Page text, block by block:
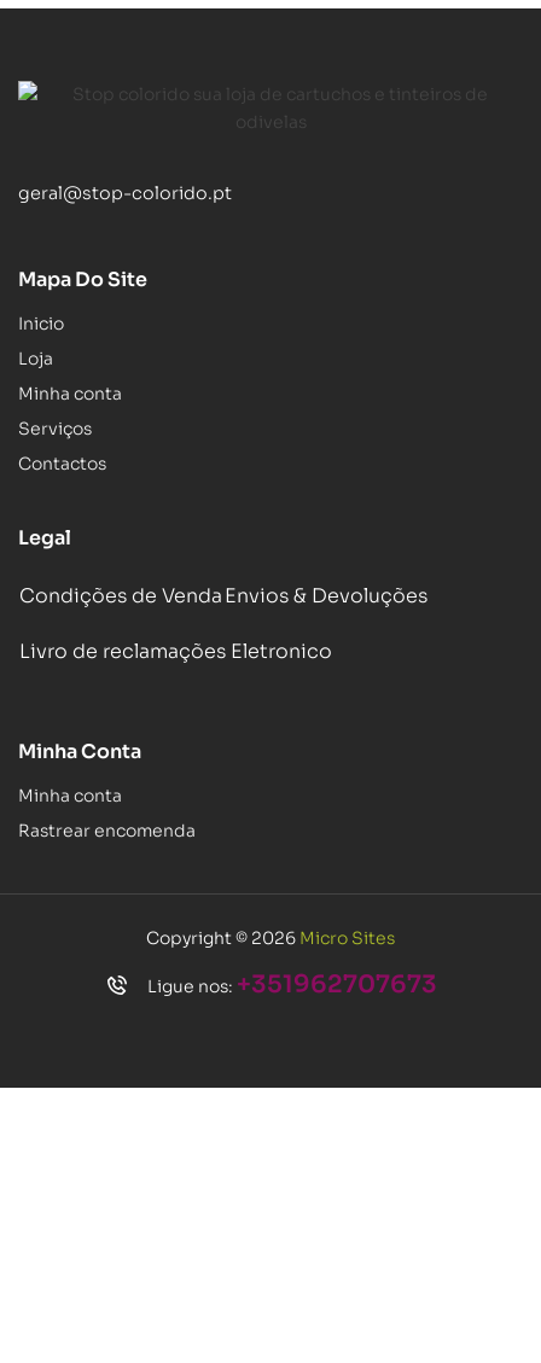
geral@stop-colorido.pt
Mapa Do Site
Inicio
Loja
Minha conta
Serviços
Contactos
Legal
Condições de VendaEnvios & Devoluções
Livro de reclamações Eletronico
Minha Conta
Minha conta
Rastrear encomenda
Copyright © 2026 Micro Sites
Ligue nos: +351962707673